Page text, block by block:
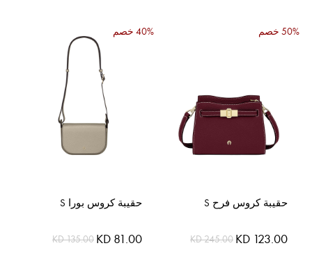
50% خصم
حقيبة كروس فرح S
السعر
KD 123.00
KD 245.00
40% خصم
حقيبة كروس بورا S
السعر
KD 81.00
KD 135.00